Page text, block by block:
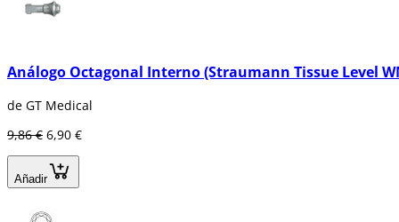
Análogo Octagonal Interno (Straumann Tissue Level
de GT Medical
9,86 € 6,90 €
Añadir